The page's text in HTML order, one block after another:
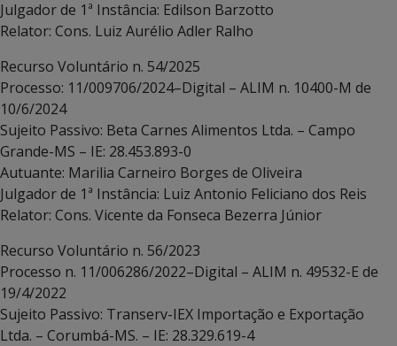
Julgador de 1ª Instância: Edilson Barzotto
Relator: Cons. Luiz Aurélio Adler Ralho
Recurso Voluntário n. 54/2025
Processo: 11/009706/2024–Digital – ALIM n. 10400-M de
10/6/2024
Sujeito Passivo: Beta Carnes Alimentos Ltda. – Campo
Grande-MS – IE: 28.453.893-0
Autuante: Marilia Carneiro Borges de Oliveira
Julgador de 1ª Instância: Luiz Antonio Feliciano dos Reis
Relator: Cons. Vicente da Fonseca Bezerra Júnior
Recurso Voluntário n. 56/2023
Processo n. 11/006286/2022–Digital – ALIM n. 49532-E de
19/4/2022
Sujeito Passivo: Transerv-IEX Importação e Exportação
Ltda. – Corumbá-MS. – IE: 28.329.619-4